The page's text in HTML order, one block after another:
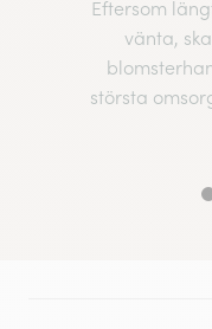
Eftersom
vänta,
största